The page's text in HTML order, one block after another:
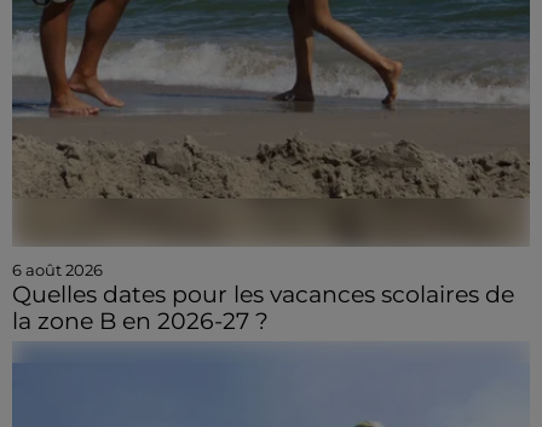
6 août 2026
Quelles dates pour les vacances scolaires de
la zone B en 2026-27 ?